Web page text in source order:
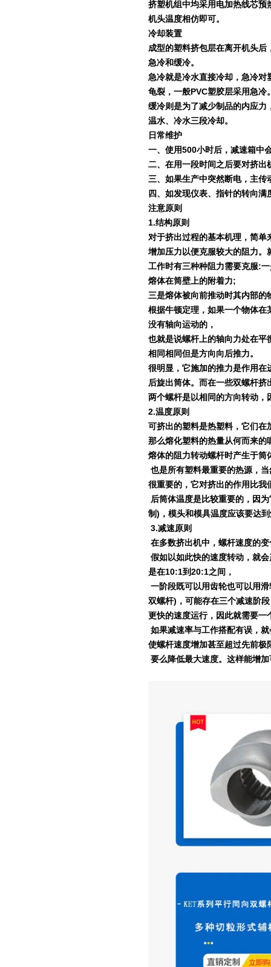
挤塑机组中均采用电加热线芯
机头温度相仿即可。
冷却装置
成型的塑料挤包层在离开机头
急冷和缓冷。
急冷就是冷水直接冷却，急冷
龟裂，一般PVC塑胶层采用急冷
缓冷则是为了减少制品的内应
温水、冷水三段冷却。
日常维护
一、使用500小时后，减速箱中
二、在用一段时间之后要对挤
三、如果生产中突然断电，主
四、如发现仪表、指针的转向
注意原则
1.结构原则
对于挤出过程的基本机理，简
增加压力以便克服较大的阻力。
工作时有三种种阻力需要克服:
熔体在筒壁上的附着力;
三是熔体被向前推动时其内部的
根据牛顿定理，如果一个物体
没有轴向运动的，
也就是说螺杆上的轴向力处在
相同相同但是方向向后推力。
很明显，它施加的推力是作用
后旋出筒体。而在一些双螺杆
两个螺杆是以相同的方向转动
2.温度原则
可挤出的塑料是热塑料，它们
那么熔化塑料的热量从何而来的
熔体的阻力转动螺杆时产生于筒
也是所有塑料最重要的热源，
很重要的，它对挤出的作用比我
后筒体温度是比较重要的，因
制) ，模头和模具温度应该要达
3.减速原则
在多数挤出机中，螺杆速度的
假如以如此快的速度转动，就
是在10:1到20:1之间，
一阶段既可以用齿轮也可以用
双螺杆) ，可能存在三个减速阶
更快的速度运行，因此就需要
如果减速率与工作搭配有误，
使螺杆速度增加甚至超过先前极
要么降低最大速度。这样能增